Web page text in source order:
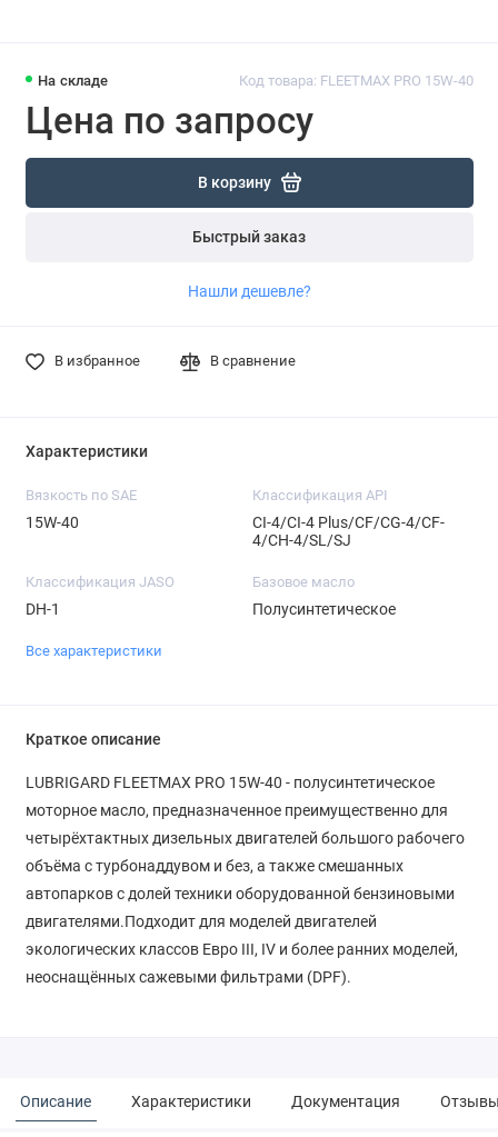
На складе Код товара: FLEETMAX PRO 15W-40
Цена по запросу
В корзину
Быстрый заказ
Нашли дешевле?
В избранное В сравнение
Характеристики
Вязкость по SAE
15W-40
Классификация API
CI-4/CI-4 Plus/CF/CG-4/CF-
4/CH-4/SL/SJ
Классификация JASO
DH-1
Базовое масло
Полусинтетическое
Все характеристики
Краткое описание
LUBRIGARD FLEETMAX PRO 15W-40 - полусинтетическое
моторное масло, предназначенное преимущественно для
четырёхтактных дизельных двигателей большого рабочего
объёма с турбонаддувом и без, а также смешанных
автопарков с долей техники оборудованной бензиновыми
двигателями.Подходит для моделей двигателей
экологических классов Eвро III, IV и более ранних моделей,
неоснащённых сажевыми фильтрами (DPF).
Описание Характеристики Документация